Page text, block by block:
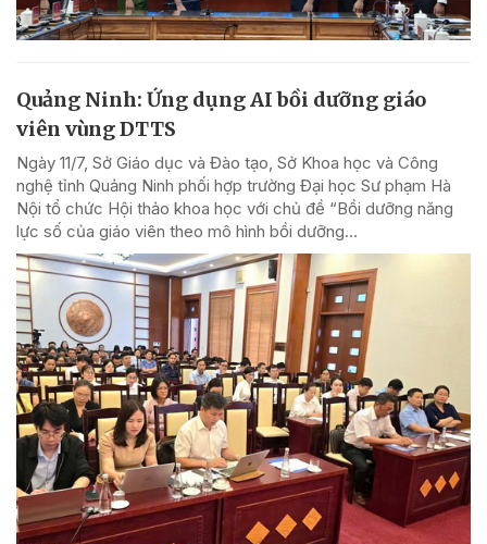
Quảng Ninh: Ứng dụng AI bồi dưỡng giáo
viên vùng DTTS
Ngày 11/7, Sở Giáo dục và Đào tạo, Sở Khoa học và Công
nghệ tỉnh Quảng Ninh phối hợp trường Đại học Sư phạm Hà
Nội tổ chức Hội thảo khoa học với chủ đề “Bồi dưỡng năng
lực số của giáo viên theo mô hình bồi dưỡng...